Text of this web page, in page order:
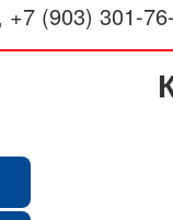
(903) 301-